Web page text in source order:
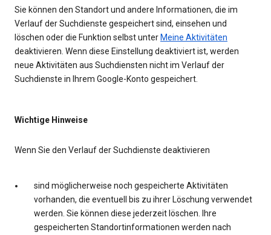
Sie können den Standort und andere Informationen, die im
Verlauf der Suchdienste gespeichert sind, einsehen und
löschen oder die Funktion selbst unter Meine Aktivitäten
deaktivieren. Wenn diese Einstellung deaktiviert ist, werden
neue Aktivitäten aus Suchdiensten nicht im Verlauf der
Suchdienste in Ihrem Google-Konto gespeichert.
Wichtige Hinweise
Wenn Sie den Verlauf der Suchdienste deaktivieren
sind möglicherweise noch gespeicherte Aktivitäten
vorhanden, die eventuell bis zu ihrer Löschung verwendet
werden. Sie können diese jederzeit löschen. Ihre
gespeicherten Standortinformationen werden nach